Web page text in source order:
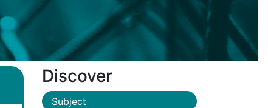
Discover
Subject